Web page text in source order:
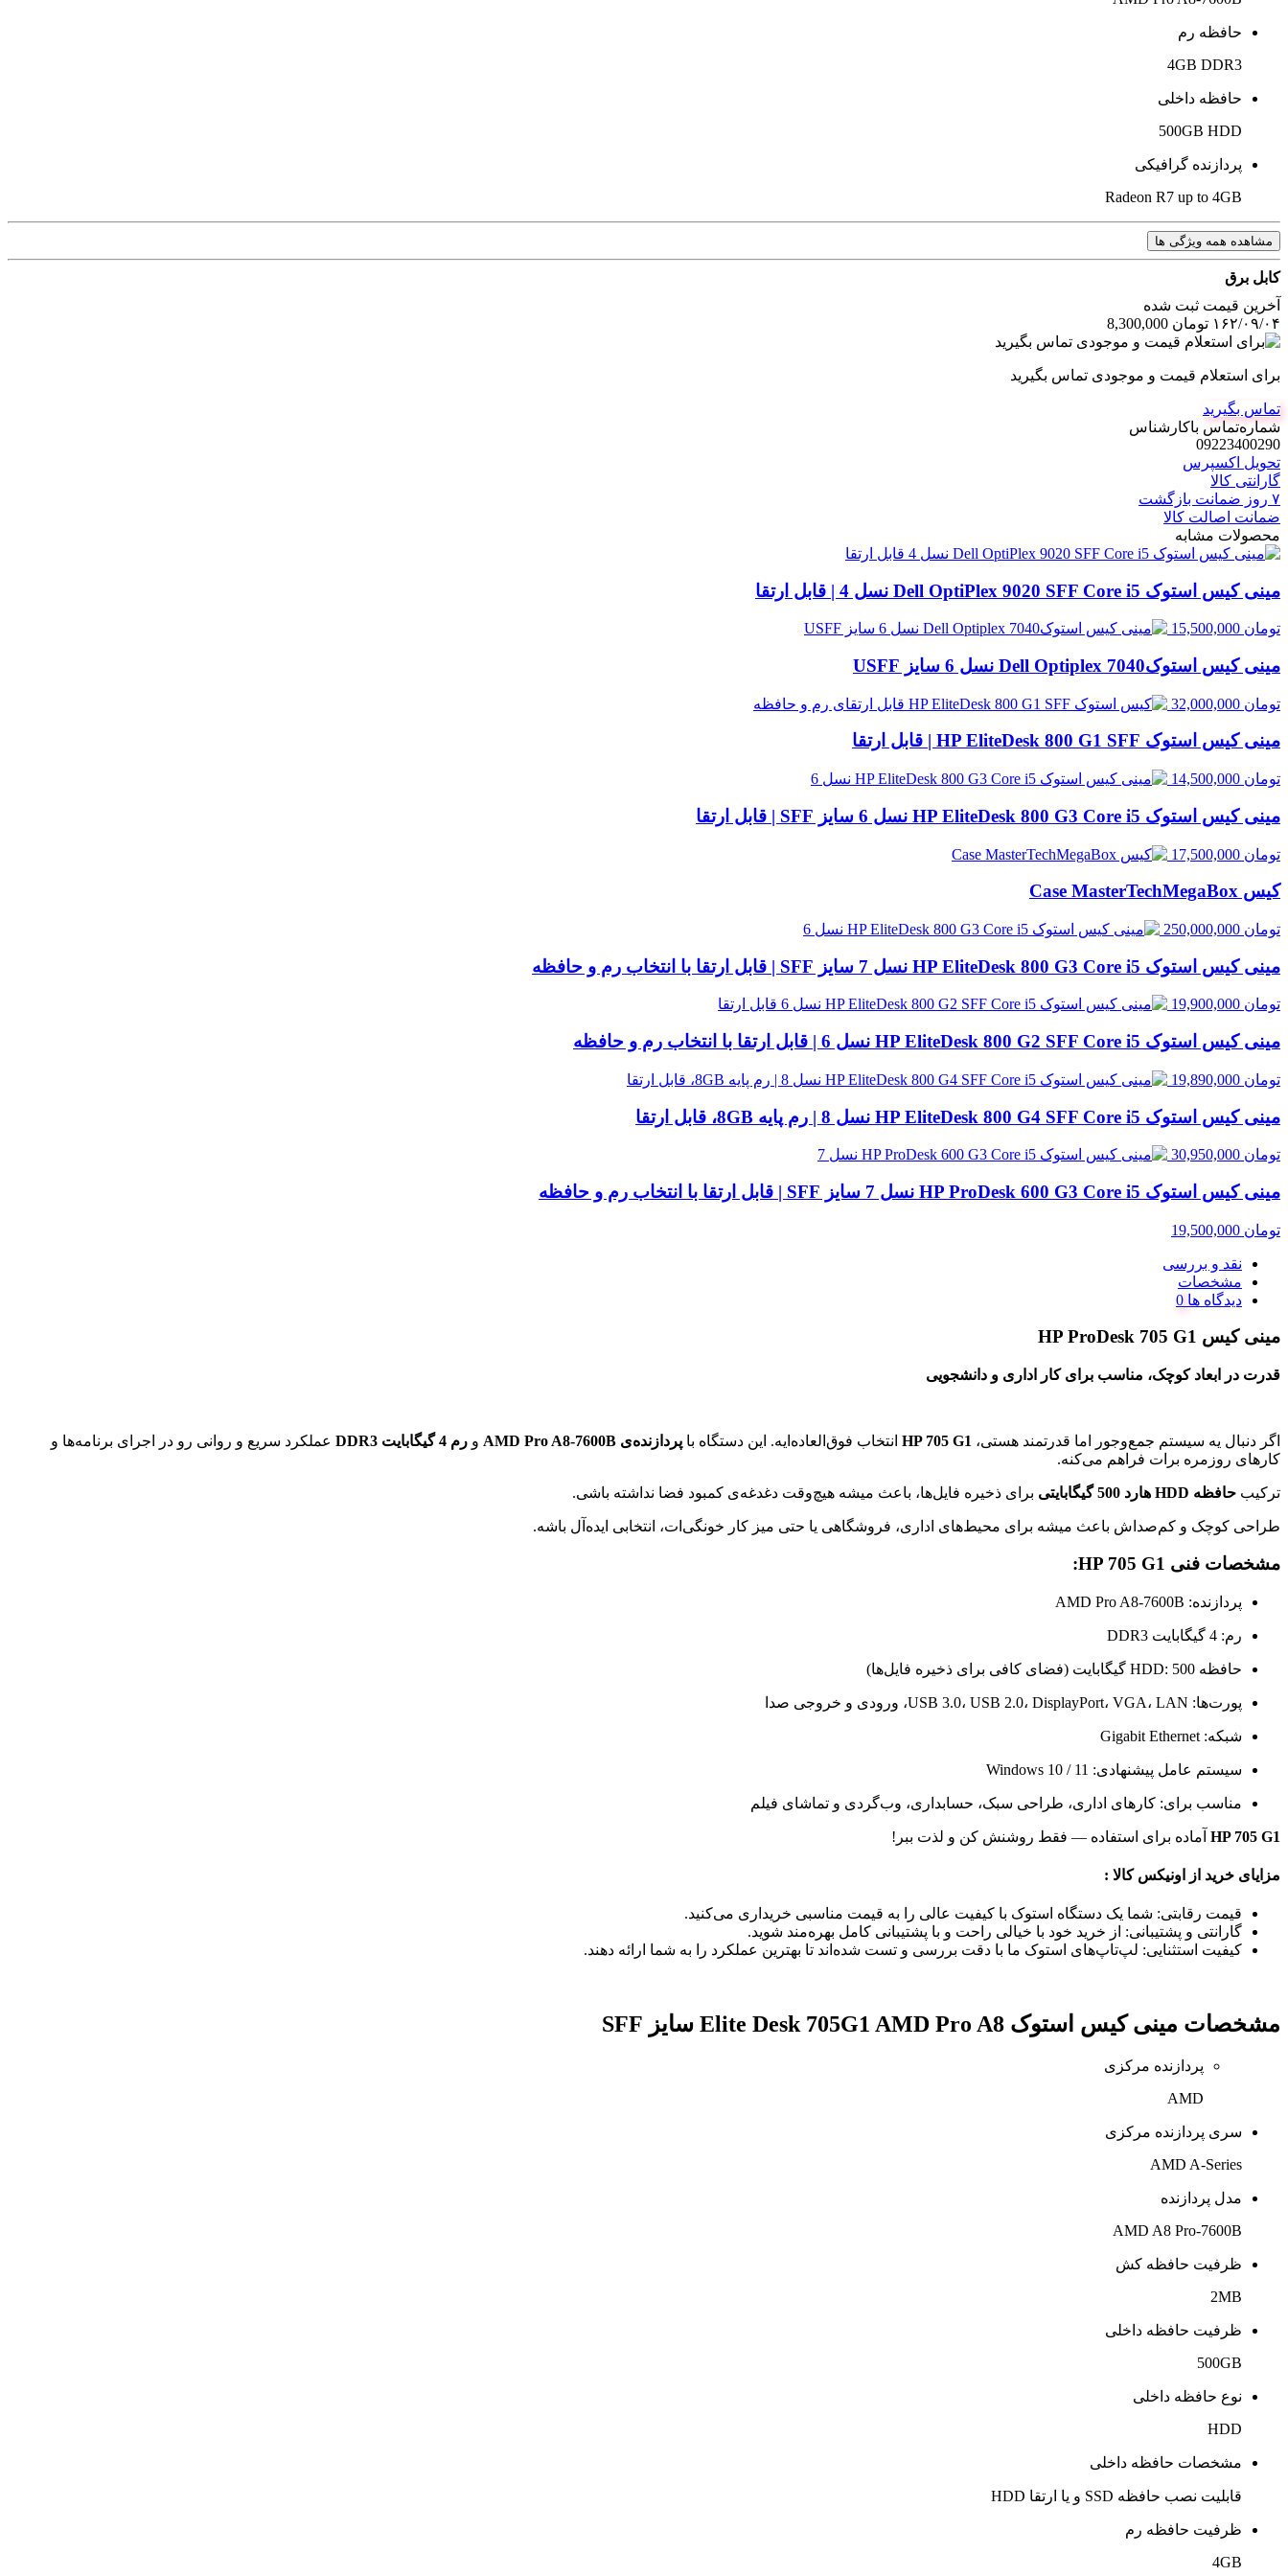
حافظه رم
4GB DDR3
حافظه داخلی
500GB HDD
پردازنده گرافیکی
Radeon R7 up to 4GB
مشاهده همه ویژگی ها
کابل برق
آخرین‌ قیمت ثبت‌ شده
۱۶۲/۰۹/۰۴ تومان
برای استعلام قیمت و موجودی تماس بگیرید
تماس بگیرید
شماره‌تماس‌ با‌کارشناس
09223400290
تحویل اکسپرس
گارانتی کالا
۷ روز ضمانت بازگشت
ضمانت اصالت کالا
محصولات مشابه
مینی کیس استوک Dell OptiPlex 9020 SFF Core i5 نسل 4 | قابل ارتقا
تومان
مینی کیس استوکDell Optiplex 7040 نسل 6 سایز USFF
تومان
مینی کیس استوک HP EliteDesk 800 G1 SFF | قابل ارتقا
تومان
مینی کیس استوک HP EliteDesk 800 G3 Core i5 نسل 6 سایز SFF | قابل ارتقا
تومان
کیس Case MasterTechMegaBox
تومان
مینی کیس استوک HP EliteDesk 800 G3 Core i5 نسل 7 سایز SFF | قابل ارتقا با انتخاب رم و حافظه
تومان
مینی کیس استوک HP EliteDesk 800 G2 SFF Core i5 نسل 6 | قابل ارتقا با انتخاب رم و حافظه
تومان
مینی کیس استوک HP EliteDesk 800 G4 SFF Core i5 نسل 8 | رم پایه 8GB، قابل ارتقا
تومان
مینی کیس استوک HP ProDesk 600 G3 Core i5 نسل 7 سایز SFF | قابل ارتقا با انتخاب رم و حافظه
تومان
نقد و بررسی
مشخصات
دیدگاه ها
مینی کیس HP ProDesk 705 G1
قدرت در ابعاد کوچک، مناسب برای کار اداری و دانشجویی
اگر دنبال یه سیستم جمع‌وجور اما قدرتمند هستی، HP 705 G1 انتخاب فوق‌العاده‌ایه. این دستگاه با پردازنده‌ی AMD Pro A8-7600B و رم 4 گیگابایت DDR3
عملکرد سریع و روانی رو در اجرای برنامه‌ها و
کارهای روزمره برات فراهم می‌کنه.
ترکیب حافظه HDD هارد 500 گیگابایتی برای ذخیره فایل‌ها، باعث میشه هیچ‌وقت دغدغه‌ی کمبود فضا نداشته باشی.
طراحی کوچک و کم‌صداش باعث میشه برای محیط‌های اداری، فروشگاهی یا حتی میز کار خونگی‌ات، انتخابی ایده‌آل باشه.
مشخصات فنی HP 705 G1:
پردازنده: AMD Pro A8-7600B
رم: 4 گیگابایت DDR3
حافظه HDD: 500 گیگابایت (فضای کافی برای ذخیره فایل‌ها)
پورت‌ها: USB 3.0، USB 2.0، DisplayPort، VGA، LAN، ورودی و خروجی صدا
شبکه: Gigabit Ethernet
سیستم عامل پیشنهادی: Windows 10 / 11
مناسب برای: کارهای اداری، طراحی سبک، حسابداری، وب‌گردی و تماشای فیلم
HP 705 G1 آماده برای استفاده — فقط روشنش کن و لذت ببر!
مزایای خرید از اونیکس کالا :
قیمت رقابتی: شما یک دستگاه استوک با کیفیت عالی را به قیمت مناسبی خریداری می‌کنید.
گارانتی و پشتیبانی: از خرید خود با خیالی راحت و با پشتیبانی کامل بهره‌مند شوید.
کیفیت استثنایی: لپ‌تاپ‌های استوک ما با دقت بررسی و تست شده‌اند تا بهترین عملکرد را به شما ارائه دهند.
مشخصات مینی کیس استوک Elite Desk 705G1 AMD Pro A8 سایز SFF
پردازنده مرکزی
AMD
سری پردازنده مرکزی
AMD A-Series
مدل پردازنده
AMD A8 Pro-7600B
ظرفیت حافظه کش
2MB
ظرفیت حافظه داخلی
500GB
نوع حافظه داخلی
HDD
مشخصات حافظه داخلی
قابلیت نصب حافظه SSD و یا ارتقا HDD
ظرفیت حافظه رم
4GB